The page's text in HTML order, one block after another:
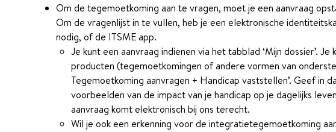
Om de tegemoetkoming aan te vragen, moet je een aanvraag
Om de vragenlijst in te vullen, heb je een elektronische
nodig, of de ITSME app.
Je kunt een aanvraag indienen via het tabblad ‘Mijn dossier’.
producten (tegemoetkomingen of andere vormen van
Tegemoetkoming aanvragen + Handicap vaststellen’. Geef in
voorbeelden van de impact van je handicap op je dagelijks
aanvraag komt elektronisch bij ons terecht.
Wil je ook een erkenning voor de integratietegemoetkoming